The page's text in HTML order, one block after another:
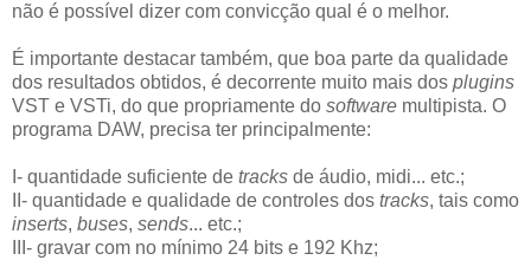
não é possível dizer com convicção qual é o melhor.
É importante destacar também, que boa parte da qualidade
dos resultados obtidos, é decorrente muito mais dos plugins
VST e VSTi, do que propriamente do software multipista. O
programa DAW, precisa ter principalmente:
I- quantidade suficiente de tracks de áudio, midi... etc.;
II- quantidade e qualidade de controles dos tracks, tais como
inserts, buses, sends... etc.;
III- gravar com no mínimo 24 bits e 192 Khz;